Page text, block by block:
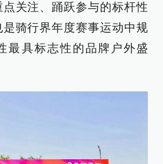
关注、踊跃参与的标杆性
骑行界年度赛事运动中规
最具标志性的品牌户外盛